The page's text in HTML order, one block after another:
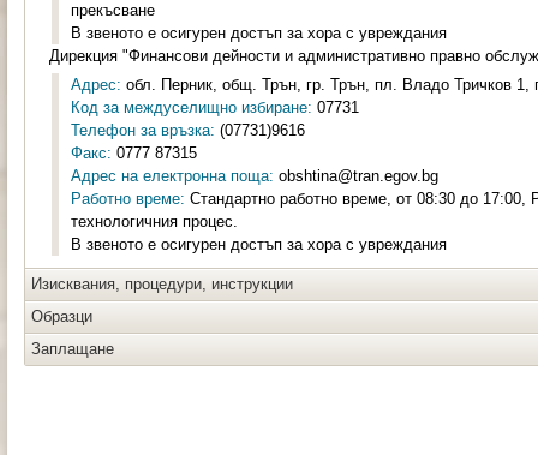
прекъсване
В звеното е осигурен достъп за хора с увреждания
Дирекция "Финансови дейности и административно правно
Адрес: обл. Перник, общ. Трън, гр. Трън, пл. Владо Тричков 1,
Код за междуселищно избиране: 07731
Телефон за връзка: (07731)9616
Факс: 0777 87315
Адрес на електронна поща: obshtina@tran.egov.bg
Работно време: Стандартно работно време, от 08:30 до 17:00,
технологичния процес.
В звеното е осигурен достъп за хора с увреждания
Изисквания, процедури, инструкции
Образци
Заплащане